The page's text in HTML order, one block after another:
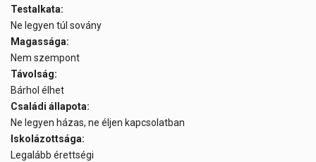
Testalkata:
Ne legyen túl sovány
Magassága:
Nem szempont
Távolság:
Bárhol élhet
Családi állapota:
Ne legyen házas, ne éljen kapcsolatban
Iskolázottsága:
Legalább érettségi